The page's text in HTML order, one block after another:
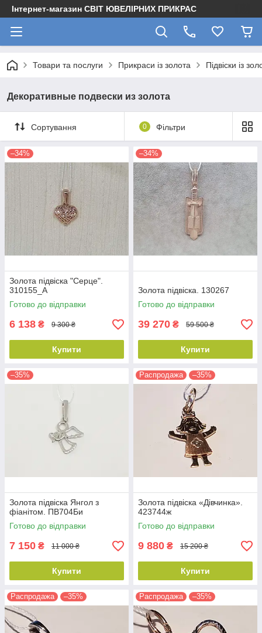
Інтернет-магазин СВІТ ЮВЕЛІРНИХ ПРИКРАС
Товари та послуги Прикраси із золота Підвіски із
Декоративные подвески из золота
Сортування 0 Фільтри
–34%
Золота підвіска "Серце".
310155_А
Готово до відправки
6 138 ₴ 9 300 ₴
Купити
–34%
Золота підвіска. 130267
Готово до відправки
39 270 ₴ 59 500 ₴
Купити
–35%
Золота підвіска Янгол з
фіанітом. ПВ704Би
Готово до відправки
7 150 ₴ 11 000 ₴
Купити
Распродажа –35%
Золота підвіска «Дівчинка».
423744ж
Готово до відправки
9 880 ₴ 15 200 ₴
Купити
Распродажа –35% Распродажа –35%